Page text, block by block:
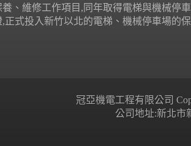
、維修工作項目,同年取得電梯與機械停
正式投入新竹以北的電梯、機械停車場的
冠亞機電工程有限公司
公司地址:新北